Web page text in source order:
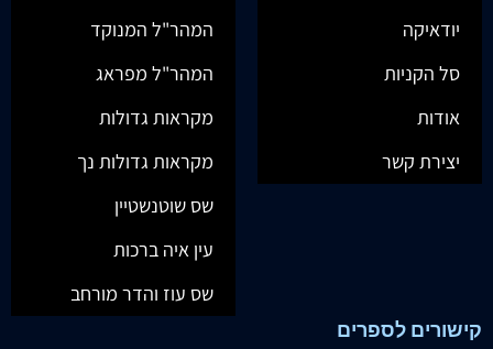
יודאיקה
סל הקניות
אודות
יצירת קשר
המהר"ל המנוקד
המהר"ל מפראג
מקראות גדולות
מקראות גדולות נך
שס שוטנשטיין
עין איה ברכות
שס עוז והדר מורחב
קישורים לספרים